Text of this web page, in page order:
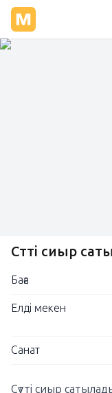
Сүтті сиыр
Баға
Елді мекен
Санат
Сүтті сиыр